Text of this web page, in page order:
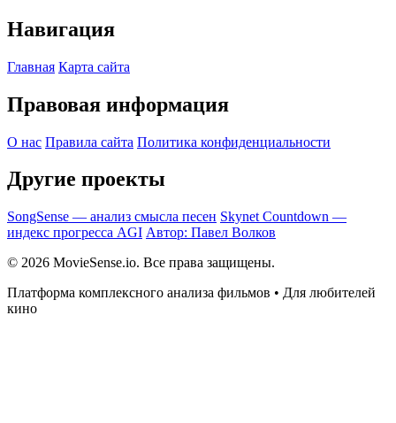
Навигация
Главная Карта сайта
Правовая информация
О нас Правила сайта Политика конфиденциальности
Другие проекты
SongSense — анализ смысла песен Skynet Countdown —
индекс прогресса AGI Автор: Павел Волков
© 2026 MovieSense.io. Все права защищены.
Платформа комплексного анализа фильмов • Для любителей
кино